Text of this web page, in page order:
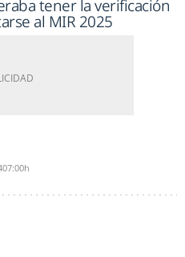
tener la verificación
al MIR 2025
07:00h